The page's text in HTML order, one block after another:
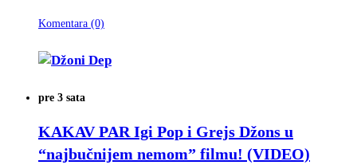
Komentara (0)
pre 3 sata
KAKAV PAR Igi Pop i Grejs Džons u
“najbučnijem nemom” filmu! (VIDEO)